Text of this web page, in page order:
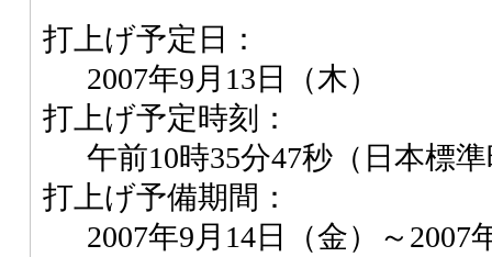
打上げ予定日：
2007年9月13日（木）
打上げ予定時刻：
午前10時35分47秒（日本標
打上げ予備期間：
2007年9月14日（金）～2007